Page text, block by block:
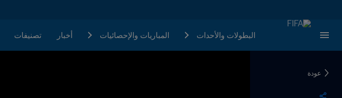
البطولات والأحدات المباريات والإحصائيات أخبار تصنيفات
عودة